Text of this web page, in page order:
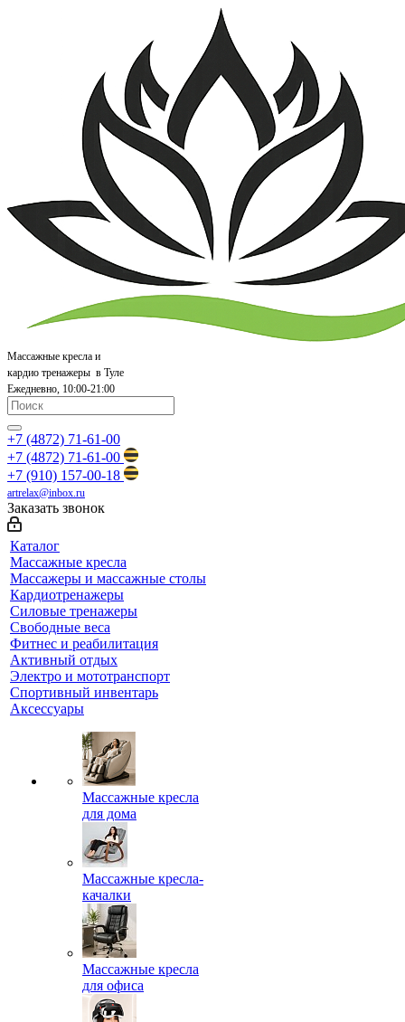
Массажные кресла и
кардио тренажеры в Туле
Ежедневно, 10:00-21:00
+7 (4872) 71-61-00
+7 (4872) 71-61-00
+7 (910) 157-00-18
artrelax@inbox.ru
Заказать звонок
Каталог
Массажные кресла
Массажеры и массажные столы
Кардиотренажеры
Силовые тренажеры
Свободные веса
Фитнес и реабилитация
Активный отдых
Электро и мототранспорт
Спортивный инвентарь
Аксессуары
Массажные кресла
для дома
Массажные кресла-
качалки
Массажные кресла
для офиса